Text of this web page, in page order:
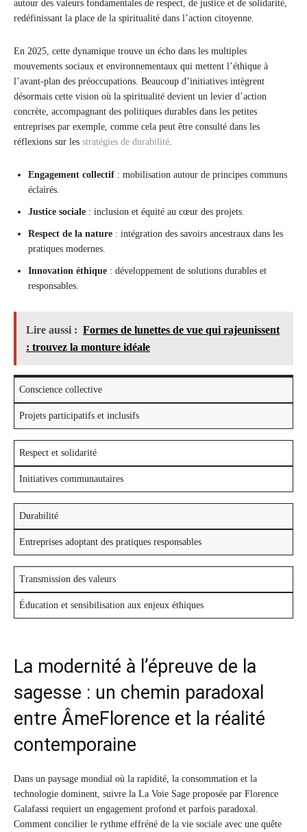
autour des valeurs fondamentales de respect, de justice et de solidarité,
redéfinissant la place de la spiritualité dans l’action citoyenne.
En 2025, cette dynamique trouve un écho dans les multiples
mouvements sociaux et environnementaux qui mettent l’éthique à
l’avant-plan des préoccupations. Beaucoup d’initiatives intègrent
désormais cette vision où la spiritualité devient un levier d’action
concrète, accompagnant des politiques durables dans les petites
entreprises par exemple, comme cela peut être consulté dans les
réflexions sur les stratégies de durabilité.
Engagement collectif : mobilisation autour de principes communs
éclairés.
Justice sociale : inclusion et équité au cœur des projets.
Respect de la nature : intégration des savoirs ancestraux dans les
pratiques modernes.
Innovation éthique : développement de solutions durables et
responsables.
Lire aussi : Formes de lunettes de vue qui rajeunissent
: trouvez la monture idéale
Conscience collective
Projets participatifs et inclusifs
Respect et solidarité
Initiatives communautaires
Durabilité
Entreprises adoptant des pratiques responsables
Transmission des valeurs
Éducation et sensibilisation aux enjeux éthiques
La modernité à l’épreuve de la
sagesse : un chemin paradoxal
entre ÂmeFlorence et la réalité
contemporaine
Dans un paysage mondial où la rapidité, la consommation et la
technologie dominent, suivre la La Voie Sage proposée par Florence
Galafassi requiert un engagement profond et parfois paradoxal.
Comment concilier le rythme effréné de la vie sociale avec une quête